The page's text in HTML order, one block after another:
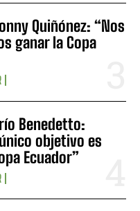
Quiñónez: “Nos
ganar la Copa
Benedetto:
objetivo es
Ecuador”